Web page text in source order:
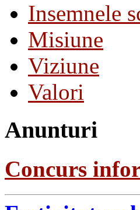
Insemnele
Misiune
Viziune
Valori
Anunturi
Concurs